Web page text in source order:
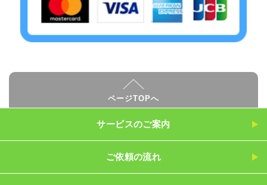
ページTOPへ
サービスのご案内
ご依頼の流れ